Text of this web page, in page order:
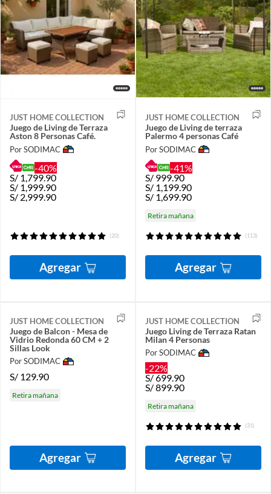
JUST HOME COLLECTION
Juego de Living de Terraza
Aston 8 Personas Café.
Por SODIMAC
-40%
S/ 1,799.90
S/ 1,999.90
S/ 2,999.90
(20)
Agregar
JUST HOME COLLECTION
Juego de Living de terraza
Palermo 4 personas Café
Por SODIMAC
-41%
S/ 999.90
S/ 1,199.90
S/ 1,699.90
Retira mañana
(113)
Agregar
JUST HOME COLLECTION
Juego de Balcon - Mesa de
Vidrio Redonda 60 CM + 2
Sillas Look
Por SODIMAC
S/ 129.90
Retira mañana
Agregar
JUST HOME COLLECTION
Juego Living de Terraza Ratan
Milan 4 Personas
Por SODIMAC
-22%
S/699.90
S/899.90
Retira mañana
(31)
Agregar